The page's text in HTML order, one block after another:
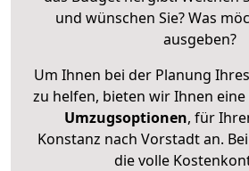
und wünschen Sie? Was
ausgeben?
Um Ihnen bei der Planung
zu helfen, bieten wir Ihnen eine
Umzugsoptionen, für
Konstanz nach Vorstadt an.
die volle